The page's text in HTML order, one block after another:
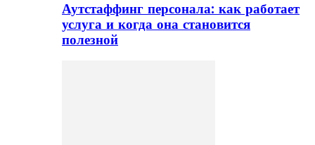
Аутстаффинг персонала: как работает
услуга и когда она становится
полезной